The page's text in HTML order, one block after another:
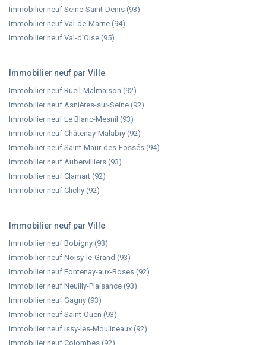
Immobilier neuf Seine-Saint-Denis (93)
Immobilier neuf Val-de-Marne (94)
Immobilier neuf Val-d'Oise (95)
Immobilier neuf par Ville
Immobilier neuf Rueil-Malmaison (92)
Immobilier neuf Asnières-sur-Seine (92)
Immobilier neuf Le Blanc-Mesnil (93)
Immobilier neuf Châtenay-Malabry (92)
Immobilier neuf Saint-Maur-des-Fossés (94)
Immobilier neuf Aubervilliers (93)
Immobilier neuf Clamart (92)
Immobilier neuf Clichy (92)
Immobilier neuf par Ville
Immobilier neuf Bobigny (93)
Immobilier neuf Noisy-le-Grand (93)
Immobilier neuf Fontenay-aux-Roses (92)
Immobilier neuf Neuilly-Plaisance (93)
Immobilier neuf Gagny (93)
Immobilier neuf Saint-Ouen (93)
Immobilier neuf Issy-les-Moulineaux (92)
Immobilier neuf Colombes (92)